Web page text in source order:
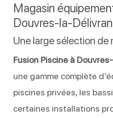
Magasin
Douvres-la-
Une large sélection de
Fusion Piscine à
une gamme complète
piscines privées, les
certaines installations